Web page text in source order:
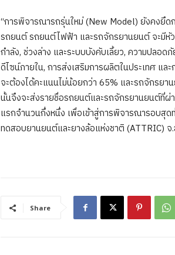
“การพิจารณารถรุ่นใหม่ (New Model) ยังคงยึ
รถยนต์ รถยนต์ไฟฟ้า และรถจักรยานยนต์ จะมีหั
กำลัง, ช่วงล่าง และระบบบังคับเลี้ยว, ความปลอ
ดีไซน์ภายใน, การส่งเสริมการผลิตในประเทศ
จะต้องได้คะแนนไม่น้อยกว่า 65% และรถจักรย
นั้นจึงจะส่งรายชื่อรถยนต์และรถจักรยานยนต์ที่ผ่
แรกจำนวนกึ่งหนึ่ง เพื่อเข้าสู่การพิจารณารอบสุ
ทดสอบยานยนต์และยางล้อแห่งชาติ (ATTRIC) จ.
Share